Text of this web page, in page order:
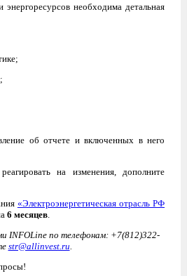
необходима детальная
об отчете и включенных в него
на изменения, дополните
«Электроэнергетическая отрасль РФ
6 месяцев.
INFOLine по телефонам: +7(812)322-
str@allinvest.ru.